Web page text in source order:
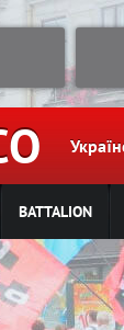
BATTALION